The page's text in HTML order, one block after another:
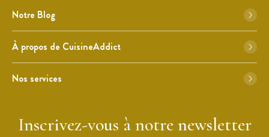
Notre Blog
À propos de CuisineAddict
Nos services
Inscrivez-vous à notre newsletter